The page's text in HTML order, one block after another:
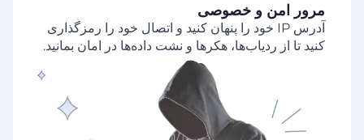
مرور امن و خصوصی
آدرس IP خود را پنهان کنید و اتصال خود را رمزگذاری
کنید تا از ردیاب‌ها، هکرها و نشت داده‌ها در امان بمانید.